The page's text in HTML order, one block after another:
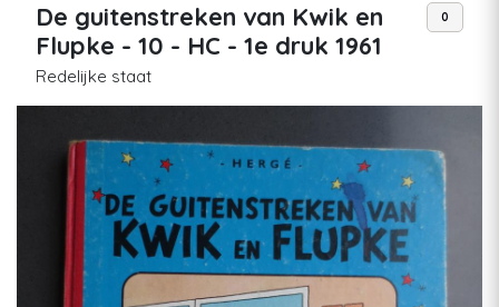
De guitenstreken van Kwik en
Flupke - 10 - HC - 1e druk 1961
Redelijke staat
0